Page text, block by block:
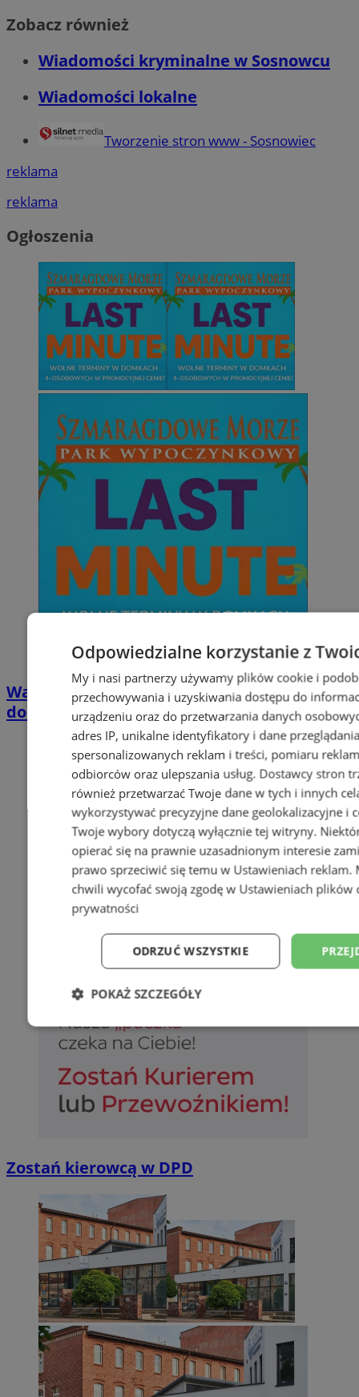
Zobacz również
Wiadomości kryminalne w Sosnowcu
Wiadomości lokalne
Tworzenie stron www - Sosnowiec
reklama
reklama
Ogłoszenia
Wakacyjny wypoczynek nad Bałtykiem w
domkach Szmaragdowe Morze
Zostań kierowcą w DPD
Odpowiedzialne korzystanie z
My i nasi partnerzy używamy plików cookie i
przechowywania i uzyskiwania dostępu do
urządzeniu oraz do przetwarzania danych
adres IP, unikalne identyfikatory i dane
spersonalizowanych reklam i treści, pomiaru
odbiorców oraz ulepszania usług. Dostawcy stron
również przetwarzać Twoje dane w tych i innych
wykorzystywać precyzyjne dane geolokalizacyjne i
Twoje wybory dotyczą wyłącznie tej witryny.
opierać się na prawnie uzasadnionym interesie
prawo sprzeciwić się temu w Ustawieniach reklam.
chwili wycofać swoją zgodę w Ustawieniach plików
prywatności
ODRZUĆ WSZYSTKIE
POKAŻ SZCZEGÓŁY
Niezbędne Wydajność
Niesklasyfikowane
Niezbędne Wydajność
Niezbędne pliki cookie umożliwiają korzystanie z podstawowych
takich jak logowanie użytkownika i zarządzanie kontem. Bez
można prawidłowo korzystać ze strony internetowej.
Nazwa
Provider /
Domena
SessID
sosnowiecki.pl
QeSessID sosnowiecki.pl